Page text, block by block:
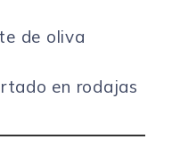
de oliva
en rodajas